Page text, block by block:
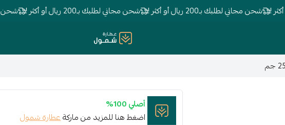
شحن مجاني لطلبك بـ200 ريال أو أكثر ! شحن مجاني لطلبك بـ200 ريال أو أكثر ! شحن مجاني
عطارة شمول
أصلي 100%
اضغط هنا للمزيد من ماركةعطارة شمول